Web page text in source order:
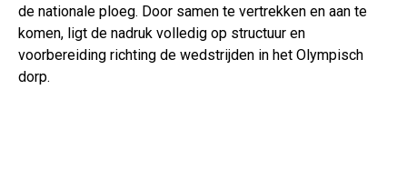
de nationale ploeg. Door samen te vertrekken en aan te
komen, ligt de nadruk volledig op structuur en
voorbereiding richting de wedstrijden in het Olympisch
dorp.